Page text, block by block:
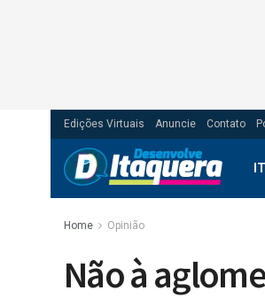
Edições Virtuais Anuncie Contato
Home Opinião
Não à